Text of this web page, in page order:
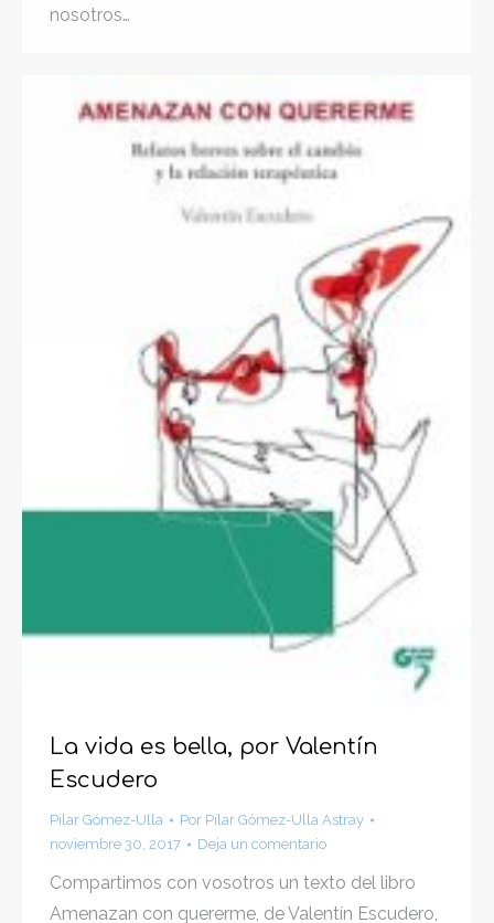
nosotros…
La vida es bella, por Valentín
Escudero
Pilar Gómez-Ulla Por Pilar Gómez-Ulla Astray
noviembre 30, 2017
Deja un comentario
Compartimos con vosotros un texto del libro
Amenazan con quererme, de Valentín Escudero,